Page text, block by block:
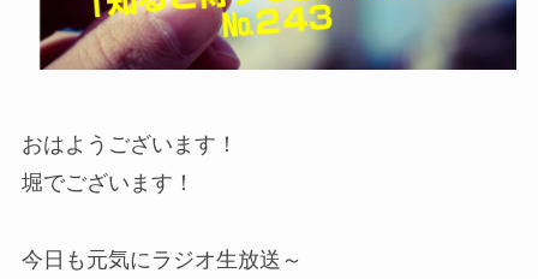
おはようございます！
堀でございます！
今日も元気にラジオ生放送～